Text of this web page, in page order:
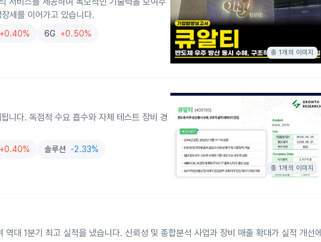
세를 이어가고 있습니다.
+0.40% 6G +0.50%
총 1개의 이미지
니다. 독점적 수요 흡수와 자체 테스트 장비 경
+0.40% 솔루션 -2.33%
총 1개의 이미지
대 1분기 최고 실적을 냈습니다. 신뢰성 및 종합분석 사업과 장비 매출 확대가 실적 개선에